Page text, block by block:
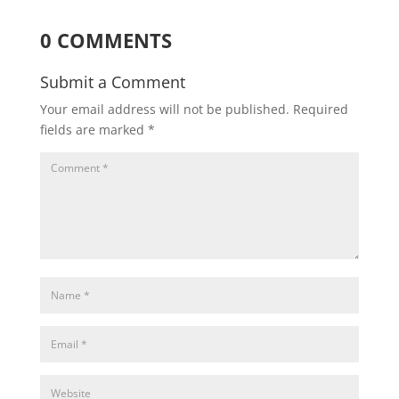
0 COMMENTS
Submit a Comment
Your email address will not be published. Required
fields are marked *